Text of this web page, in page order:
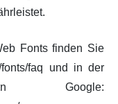
Fonts finden Sie
fonts/faq und in der
von Google: